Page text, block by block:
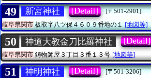
49 新宮神社 [Detail]
[〒501-2901]
岐阜県関市板取字八ツ保４６０９番地の１ [地図等]
50 神道大教金刀比羅神社 [Detail]
岐阜県関市鋳物師屋３丁目３番１３号 [地図等]
51 神明神社 [Detail]
[〒501-3206]